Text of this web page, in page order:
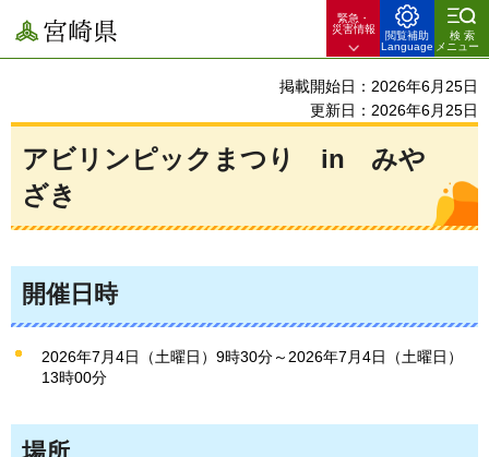
宮崎県
緊急・
災害情報
閲覧補助
Language
検索
メニュー
掲載開始日：2026年6月25日
更新日：2026年6月25日
アビリンピックまつり in みや
ざき
開催日時
2026年7月4日（土曜日）9時30分～2026年7月4日（土曜日）
13時00分